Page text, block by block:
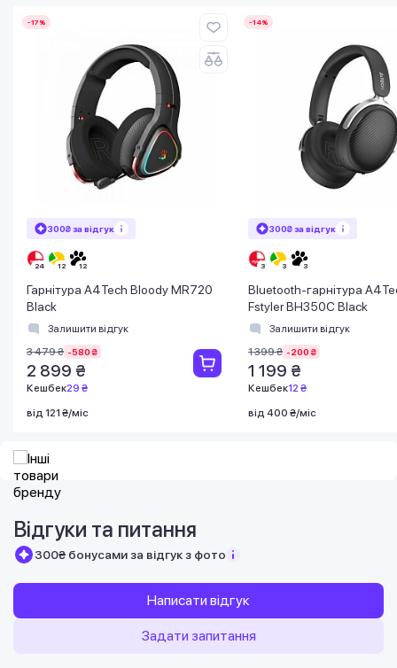
-17%
300₴ за відгук
Гарнітура A4Tech Bloody MR720
Black
Залишити відгук
3 479 ₴ -580 ₴
2 899 ₴
Кешбек29 ₴
від 121 ₴/міс
-14%
300₴ за відгук
Bluetooth-гарнітура
Fstyler BH350C Black
Залишити відгук
1 399 ₴ -200 ₴
1 199 ₴
Кешбек12 ₴
від 400 ₴/міс
Відгуки та питання
300₴ бонусами за відгук з фото
Написати відгук
Задати запитання